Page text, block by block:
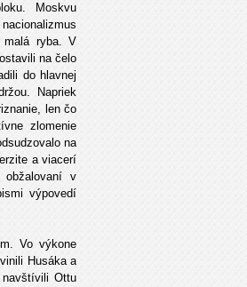
Moskvu
malá ryba. V
na čelo
do hlavnej
Napriek
len čo
zlomenie
na
a viacerí
v
výpovedí
Vo výkone
Husáka a
Ottu